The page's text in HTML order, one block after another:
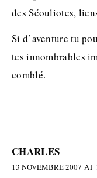
des Séouliotes,
Si d’aventure tu
tes innombrables
comblé.
CHARLES
13 NOVEMBRE 2007 AT